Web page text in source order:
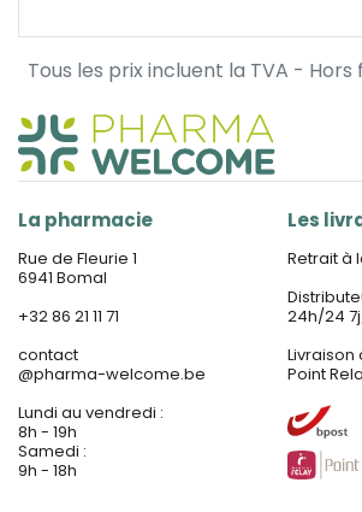
Tous les prix incluent la TVA - Hors
La pharmacie
Rue de Fleurie 1
6941 Bomal
+32 86 21 11 71
contact
@pharma-welcome.be
Lundi au vendredi :
8h - 19h
Samedi :
9h - 18h
Les
Retrait à
24h/24
Point